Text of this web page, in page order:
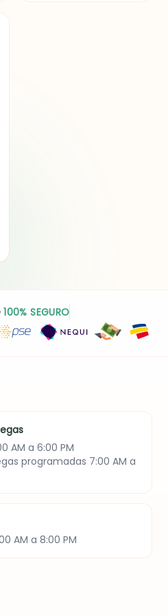
100% SEGURO
AM a 6:00 PM
programadas 7:00 AM a
AM a 8:00 PM